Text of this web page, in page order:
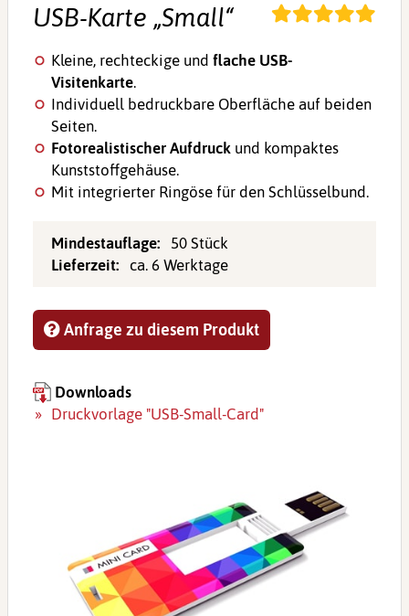
USB-Karte „Small“
Kleine, rechteckige und flache USB-
Visitenkarte.
Individuell bedruckbare Oberfläche auf beiden
Seiten.
Fotorealistischer Aufdruck und kompaktes
Kunststoffgehäuse.
Mit integrierter Ringöse für den Schlüsselbund.
Mindestauflage:
50 Stück
Lieferzeit: ca. 6 Werktage
Anfrage zu diesem Produkt
Downloads
Druckvorlage "USB-Small-Card"